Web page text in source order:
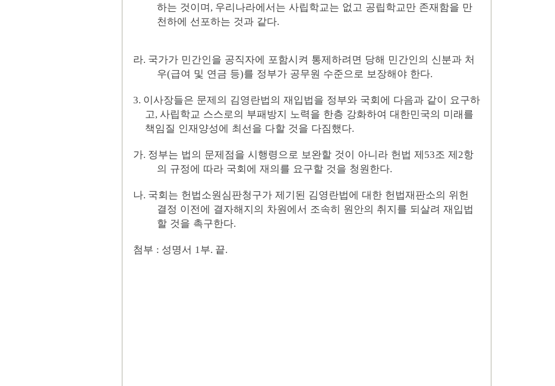
하는 것이며 , 우리나라에서는 사립학교는 없고 공립학교만 존재함을 만
천하에 선포하는 것과 같다.
라. 국가가 민간인을 공직자에 포함시켜 통제하려면 당해 민간인의 신분과 처
우(급여 및 연금 등)를 정부가 공무원 수준으로 보장해야 한다.
3. 이사장들은 문제의 김영란법의 재입법을 정부와 국회에 다음과 같이 요구하
고, 사립학교 스스로의 부패방지 노력을 한층 강화하여 대한민국의 미래를
책임질 인재양성에 최선을 다할 것을 다짐했다.
가. 정부는 법의 문제점을 시행령으로 보완할 것이 아니라 헌법 제 53조 제2항
의 규정에 따라 국회에 재의를 요구할 것을 청원한다.
나. 국회는 헌법소원심판청구가 제기된 김영란법에 대한 헌법재판소의 위헌
결정 이전에 결자해지의 차원에서 조속히 원안의 취지를 되살려 재입법
할 것을 촉구한다.
첨부 : 성명서 1부. 끝.